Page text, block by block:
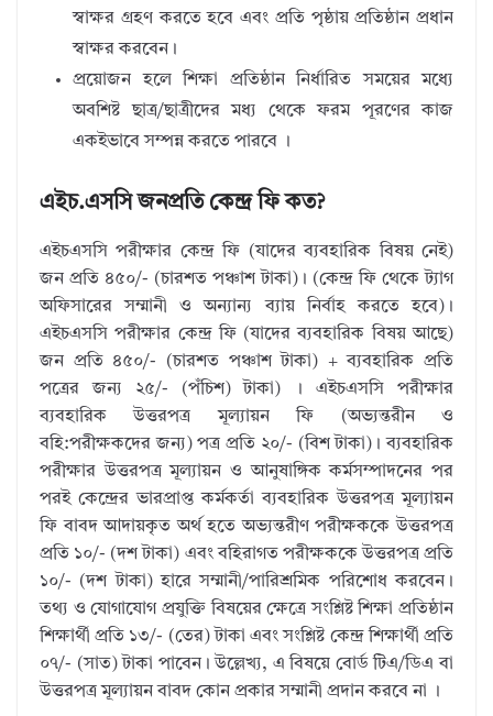
স্বাক্ষর গ্রহণ করতে হবে এবং প্রতি পৃষ্ঠায় প্রতিষ্ঠান প্রধান
স্বাক্ষর করবেন।
প্রয়োজন হলে শিক্ষা প্রতিষ্ঠান নির্ধারিত সময়ের মধ্যে
অবশিষ্ট ছাত্র/ছাত্রীদের মধ্য থেকে ফরম পূরণের কাজ
একইভাবে সম্পন্ন করতে পারবে ।
এইচ.এসসি জনপ্রতি কেন্দ্র ফি কত?
এইচএসসি পরীক্ষার কেন্দ্র ফি (যাদের ব্যবহারিক বিষয় নেই)
জন প্রতি ৪৫০/- (চারশত পঞ্চাশ টাকা)। (কেন্দ্র ফি থেকে ট্যাগ
অফিসারের সম্মানী ও অন্যান্য ব্যায় নির্বাহ করতে হবে)।
এইচএসসি পরীক্ষার কেন্দ্র ফি (যাদের ব্যবহারিক বিষয় আছে)
জন প্রতি ৪৫০/- (চারশত পঞ্চাশ টাকা) + ব্যবহারিক প্রতি
পত্রের জন্য ২৫/- (পঁচিশ) টাকা) । এইচএসসি পরীক্ষার
ব্যবহারিক উত্তরপত্র মূল্যায়ন ফি (অভ্যন্তরীন ও
বহি:পরীক্ষকদের জন্য) পত্র প্রতি ২০/- (বিশ টাকা)। ব্যবহারিক
পরীক্ষার উত্তরপত্র মূল্যায়ন ও আনুষাঙ্গিক কর্মসম্পাদনের পর
পরই কেন্দ্রের ভারপ্রাপ্ত কর্মকর্তা ব্যবহারিক উত্তরপত্র মূল্যায়ন
ফি বাবদ আদায়কৃত অর্থ হতে অভ্যন্তরীণ পরীক্ষককে উত্তরপত্র
প্রতি ১০/- (দশ টাকা) এবং বহিরাগত পরীক্ষককে উত্তরপত্র প্রতি
১০/- (দশ টাকা) হারে সম্মানী/পারিশ্রমিক পরিশোধ করবেন।
তথ্য ও যোগাযোগ প্রযুক্তি বিষয়ের ক্ষেত্রে সংশ্লিষ্ট শিক্ষা প্রতিষ্ঠান
শিক্ষার্থী প্রতি ১৩/- (তের) টাকা এবং সংশ্লিষ্ট কেন্দ্র শিক্ষার্থী প্রতি
০৭/- (সাত) টাকা পাবেন। উল্লেখ্য, এ বিষয়ে বোর্ড টিএ/ডিএ বা
উত্তরপত্র মূল্যায়ন বাবদ কোন প্রকার সম্মানী প্রদান করবে না ।